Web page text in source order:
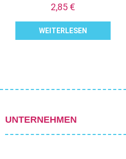
2,85 €
WEITERLESEN
UNTERNEHMEN